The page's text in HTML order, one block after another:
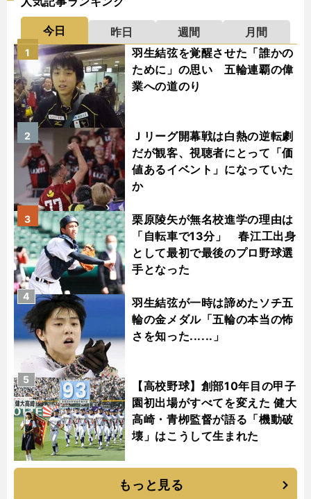
今日 昨日 週間
月間
羽生結弦を覚醒させた「誰かの
ために」の思い 五輪連覇の偉
業への道のり
1
Ｊリーグ開幕戦は白熱の逆転劇
だが観客、視聴者にとって「価
値あるイベント」になっていた
か
2
栗原陵矢が無名校進学の理由は
「自転車で13分」 春江工出身
として最初で最後のプロ野球選
手となった
3
羽生結弦が一時は諦めたソチ五
輪の金メダル「五輪の本当の怖
さを知った......」
4
【高校野球】創部10年目の甲子
園初出場がすべてを変えた 健大
高崎・青栁監督が語る「機動破
壊」はこうして生まれた
5
もっと見る